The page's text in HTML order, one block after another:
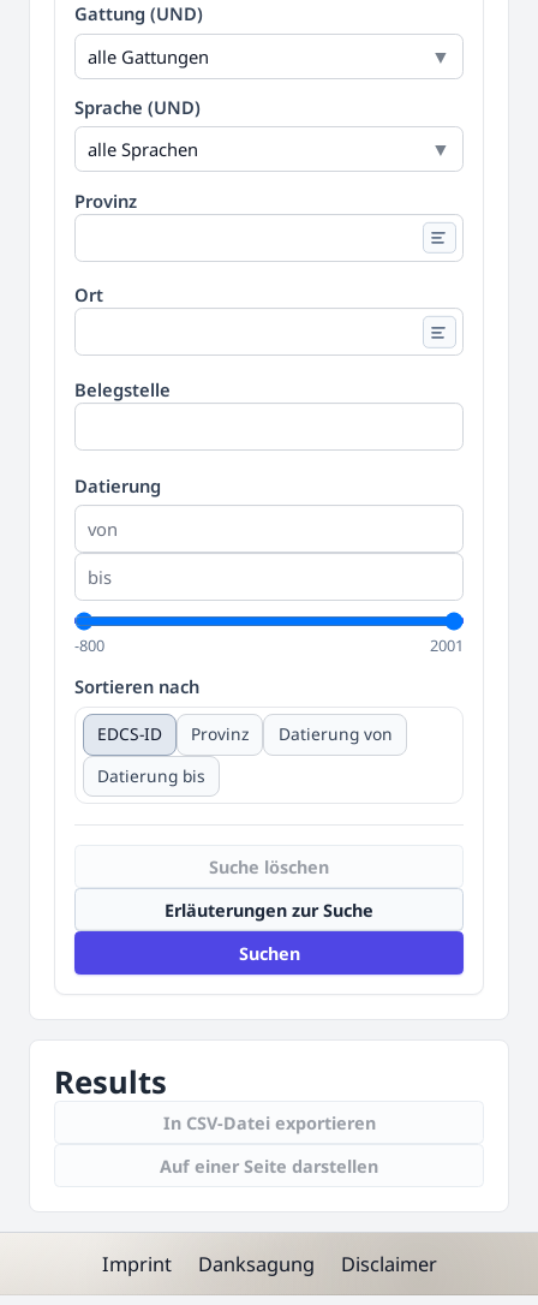
Gattung (UND)
alle Gattungen
Sprache (UND)
alle Sprachen
Provinz
Ort
Belegstelle
Datierung
-800 2001
Sortieren nach
EDCS-ID Provinz
Datierung von
Datierung bis
Suche löschen
Erläuterungen zur Suche
Suchen
Results
In CSV-Datei exportieren
Auf einer Seite darstellen
Imprint Danksagung Disclaimer